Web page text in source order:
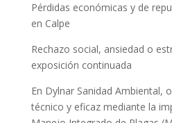
Pérdidas económicas y de
en Calpe
Rechazo social, ansiedad o
exposición continuada
En Dylnar Sanidad Ambiental,
técnico y eficaz mediante la